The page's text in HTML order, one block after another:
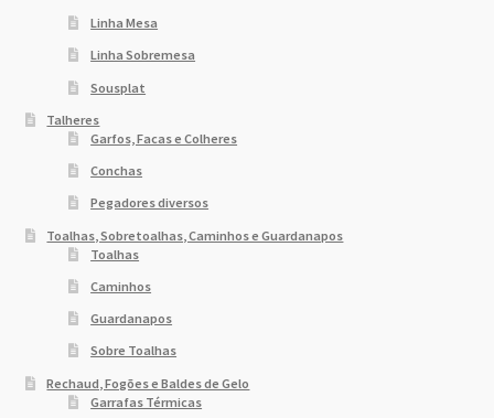
Linha Mesa
Linha Sobremesa
Sousplat
Talheres
Garfos, Facas e Colheres
Conchas
Pegadores diversos
Toalhas, Sobretoalhas, Caminhos e Guardanapos
Toalhas
Caminhos
Guardanapos
Sobre Toalhas
Rechaud, Fogões e Baldes de Gelo
Garrafas Térmicas